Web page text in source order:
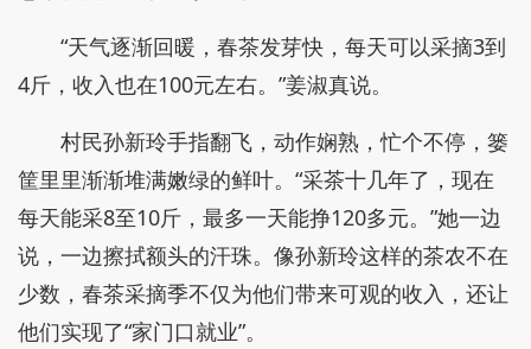
“天气逐渐回暖，春茶发芽快，每天可以采摘3到
4斤，收入也在100元左右。”姜淑真说。
村民孙新玲手指翻飞，动作娴熟，忙个不停，篓
筐里里渐渐堆满嫩绿的鲜叶。“采茶十几年了，现在
每天能采8至10斤，最多一天能挣120多元。”她一边
说，一边擦拭额头的汗珠。像孙新玲这样的茶农不在
少数，春茶采摘季不仅为他们带来可观的收入，还让
他们实现了“家门口就业”。